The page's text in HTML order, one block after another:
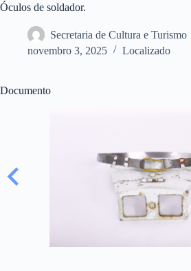
n
Óculos de soldador.
Secretaria de Cultura e Turismo
novembro 3, 2025
Localizado
Documento